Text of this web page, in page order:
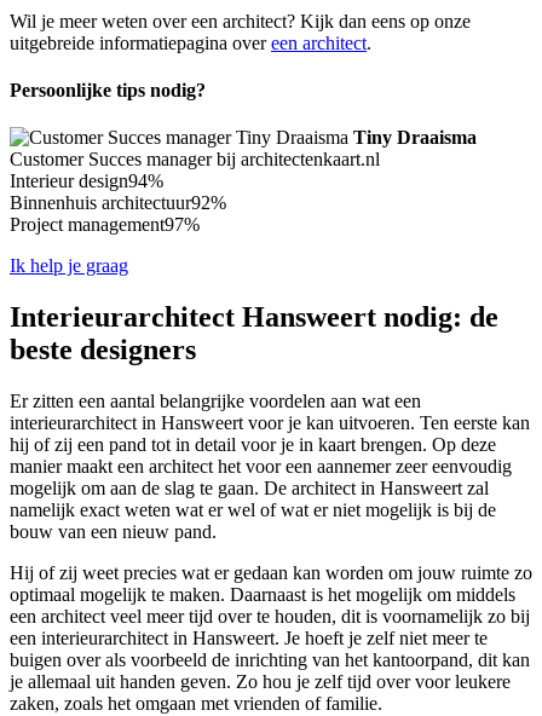
Wil je meer weten over een architect? Kijk dan eens op onze
uitgebreide informatiepagina overeen architect.
Persoonlijke tips nodig?
Tiny Draaisma
Customer Succes manager bij architectenkaart.nl
Interieur design94%
Binnenhuis architectuur92%
Project management97%
Ik help je graag
Interieurarchitect Hansweert nodig: de
beste designers
Er zitten een aantal belangrijke voordelen aan wat een
interieurarchitect in Hansweert voor je kan uitvoeren. Ten eerste kan
hij of zij een pand tot in detail voor je in kaart brengen. Op deze
manier maakt een architect het voor een aannemer zeer eenvoudig
mogelijk om aan de slag te gaan. De architect in Hansweert zal
namelijk exact weten wat er wel of wat er niet mogelijk is bij de
bouw van een nieuw pand.
Hij of zij weet precies wat er gedaan kan worden om jouw ruimte zo
optimaal mogelijk te maken. Daarnaast is het mogelijk om middels
een architect veel meer tijd over te houden, dit is voornamelijk zo bij
een interieurarchitect in Hansweert. Je hoeft je zelf niet meer te
buigen over als voorbeeld de inrichting van het kantoorpand, dit kan
je allemaal uit handen geven. Zo hou je zelf tijd over voor leukere
zaken, zoals het omgaan met vrienden of familie.